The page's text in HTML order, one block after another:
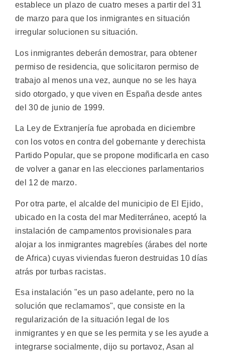
establece un plazo de cuatro meses a partir del 31
de marzo para que los inmigrantes en situación
irregular solucionen su situación.
Los inmigrantes deberán demostrar, para obtener
permiso de residencia, que solicitaron permiso de
trabajo al menos una vez, aunque no se les haya
sido otorgado, y que viven en España desde antes
del 30 de junio de 1999.
La Ley de Extranjería fue aprobada en diciembre
con los votos en contra del gobernante y derechista
Partido Popular, que se propone modificarla en caso
de volver a ganar en las elecciones parlamentarios
del 12 de marzo.
Por otra parte, el alcalde del municipio de El Ejido,
ubicado en la costa del mar Mediterráneo, aceptó la
instalación de campamentos provisionales para
alojar a los inmigrantes magrebíes (árabes del norte
de Africa) cuyas viviendas fueron destruidas 10 días
atrás por turbas racistas.
Esa instalación "es un paso adelante, pero no la
solución que reclamamos", que consiste en la
regularización de la situación legal de los
inmigrantes y en que se les permita y se les ayude a
integrarse socialmente, dijo su portavoz, Asan al